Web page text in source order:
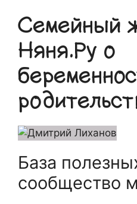
Семейный
Няня.Ру о
База
сообщество